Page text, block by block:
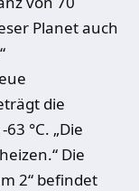
Planet auch
die
°C. „Die
Die
2“ befindet